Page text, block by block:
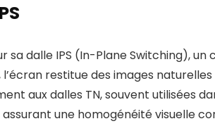
dalle IPS (In-Plane Switching),
l’écran restitue des images
aux dalles TN, souvent utilisées
une homogénéité visuelle